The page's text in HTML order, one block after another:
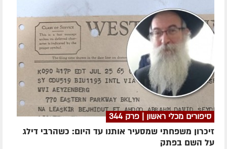
סיפורים מכלי ראשון | פרק 344
זיכרון משפחתי שמסעיר אותנו עד היום: כשהרבי דילג
על השם בפתק